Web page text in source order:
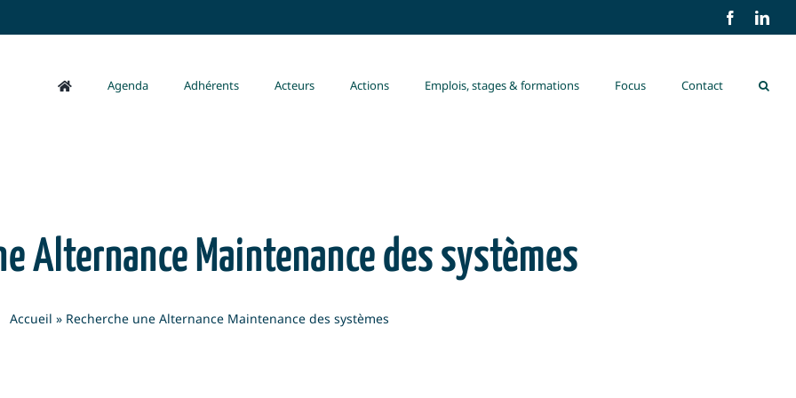
Facebook
Agenda Adhérents Acteurs Actions Emplois, stages & formations Focus Contact
Alternance Maintenance des systèmes
Accueil » Recherche une Alternance Maintenance des systèmes